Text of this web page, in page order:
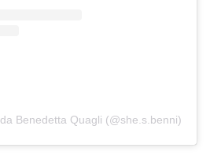
Benedetta Quagli (@she.s.benni)